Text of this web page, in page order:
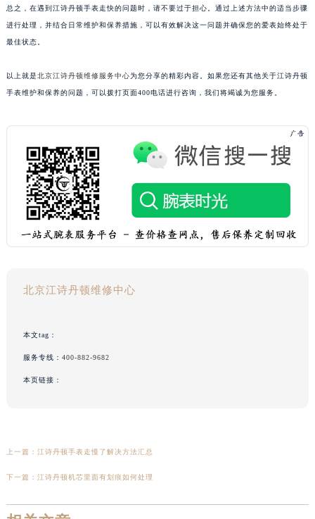
总之，在遇到江诗丹顿手表走快的问题时，请不要过于担心。通过上述方法中的适当步骤
进行处理，并结合日常维护和保养措施，可以有效解决这一问题并确保您的爱表始终处于
最佳状态。
以上就是北京江诗丹顿维修服务中心为您分享的精彩内容。如果您还有其他关于江诗丹顿
手表维护和保养的问题，可以拨打页面400电话进行咨询，我们将竭诚为您服务。
北京江诗丹顿维修中心
本文tag：
服务专线： 400-882-9682
本页链接：
上一篇： 江诗丹顿手表走慢了解决方法汇总
下一篇： 江诗丹顿机芯里面有划痕如何处理